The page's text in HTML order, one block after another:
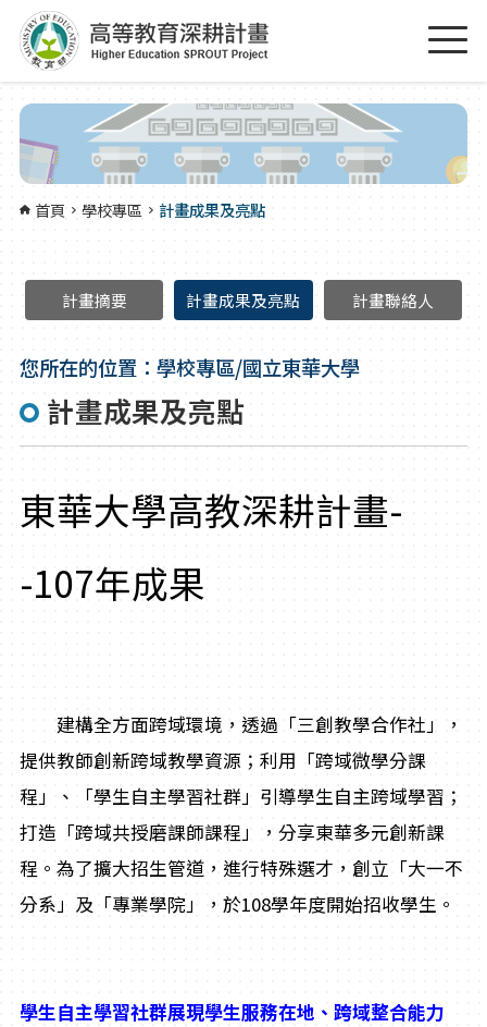
跳到主要內容區塊
首頁 學校專區 計畫成果及亮點
計畫摘要 計畫成果及亮點 計畫聯絡人
您所在的位置：學校專區/國立東華大學
計畫成果及亮點
東華大學高教深耕計畫-
-107年成果
建構全方面跨域環境，透過「三創教學合作社」，
提供教師創新跨域教學資源；利用「跨域微學分課
程」、「學生自主學習社群」引導學生自主跨域學習；
打造「跨域共授磨課師課程」，分享東華多元創新課
程。為了擴大招生管道，進行特殊選才，創立「大一不
分系」及「專業學院」，於108學年度開始招收學生。
學生自主學習社群展現學生服務在地、跨域整合能力